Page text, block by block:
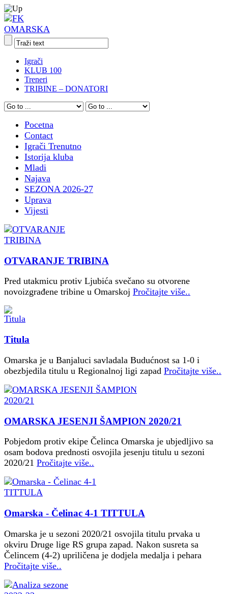
Igrači
KLUB 100
Treneri
TRIBINE – DONATORI
Pocetna
Contact
Igrači Trenutno
Istorija kluba
Mladi
Najava
SEZONA 2026-27
Uprava
Vijesti
OTVARANJE TRIBINA
Pred utakmicu protiv Ljubića svečano su otvorene
novoizgrađene tribine u Omarskoj Pročitajte više..
Titula
Omarska je u Banjaluci savladala Budućnost sa 1-0 i
obezbjedila titulu u Regionalnoj ligi zapad Pročitajte više..
OMARSKA JESENJI ŠAMPION 2020/21
Pobjedom protiv ekipe Čelinca Omarska je ubjedljivo sa
osam bodova prednosti osvojila jesenju titulu u sezoni
2020/21 Pročitajte više..
Omarska - Čelinac 4-1 TITTULA
Omarska je u sezoni 2020/21 osvojila titulu prvaka u
okviru Druge lige RS grupa zapad. Nakon susreta sa
Čelincem (4-2) upriličena je dodjela medalja i pehara
Pročitajte više..